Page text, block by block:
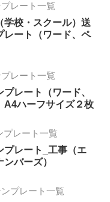
レート一覧
学校・スクール）送
レート（ワード、ペ
レート一覧
レート（ワード、
A4ハーフサイズ２枚
プレート一覧
プレート_工事（エ
バーズ）
プレート一覧